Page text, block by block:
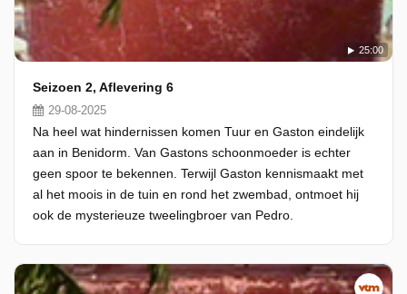
25:00
Seizoen 2, Aflevering 6
29-08-2025
Na heel wat hindernissen komen Tuur en Gaston eindelijk
aan in Benidorm. Van Gastons schoonmoeder is echter
geen spoor te bekennen. Terwijl Gaston kennismaakt met
al het moois in de tuin en rond het zwembad, ontmoet hij
ook de mysterieuze tweelingbroer van Pedro.